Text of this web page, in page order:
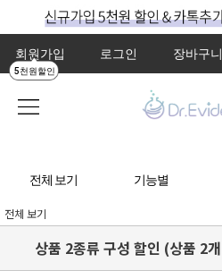
회원가입
5천원할인
로그인 장바구니
전체 보기 기능별
전체 보기
상품 2종류 구성 할인 (상품 2